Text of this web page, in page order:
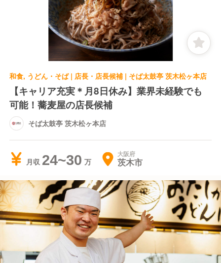
和食, うどん・そば | 店長・店長候補 | そば太鼓亭 茨木松ヶ本店
【キャリア充実＊月8日休み】業界未経験でも
可能！蕎麦屋の店長候補
そば太鼓亭 茨木松ヶ本店
月収 24~30 大阪府
茨木市